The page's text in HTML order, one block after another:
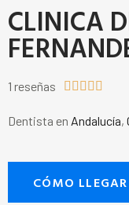
CLINICA
1 reseñas     
Dentista en Andalucía,
CÓMO LLEGAR